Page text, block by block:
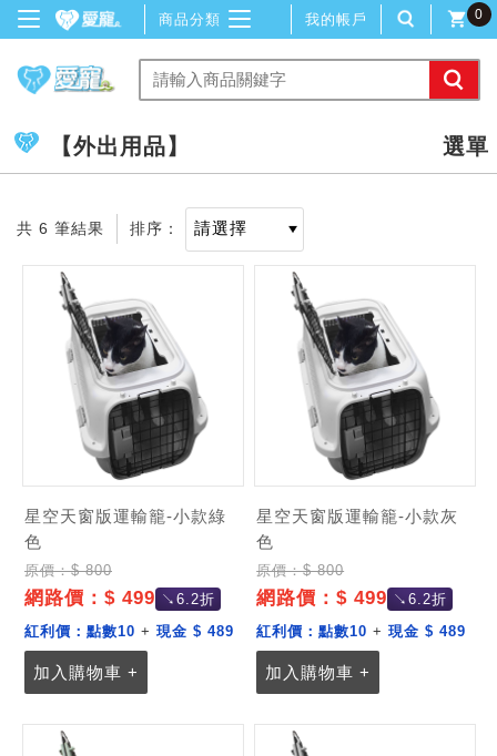
商品分類 我的帳戶 0
【外出用品】
共 6 筆結果 排序：
星空天窗版運輸籠-小款綠
色
原價：$ 800
網路價：$ 499 ↘6.2折
紅利價： 點數10 + 現金 $ 489
加入購物車 +
星空天窗版運輸籠-小款灰
色
原價：$ 800
網路價：$ 499 ↘6.2折
紅利價：點數10 +現金 $ 489
加入購物車 +